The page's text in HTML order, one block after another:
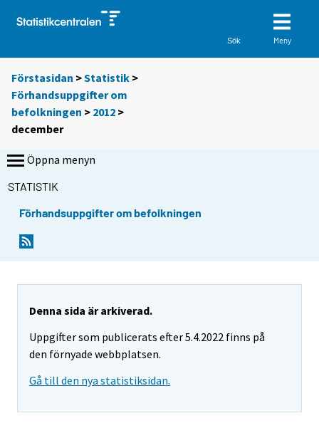
Sök Meny
Förstasidan >Statistik >
Förhandsuppgifter om
befolkningen > 2012 >
december
Öppna menyn
STATISTIK
Förhandsuppgifter om befolkningen
Denna sida är arkiverad.
Uppgifter som publicerats efter 5.4.2022 finns på
den förnyade webbplatsen.
Gå till den nya statistiksidan.